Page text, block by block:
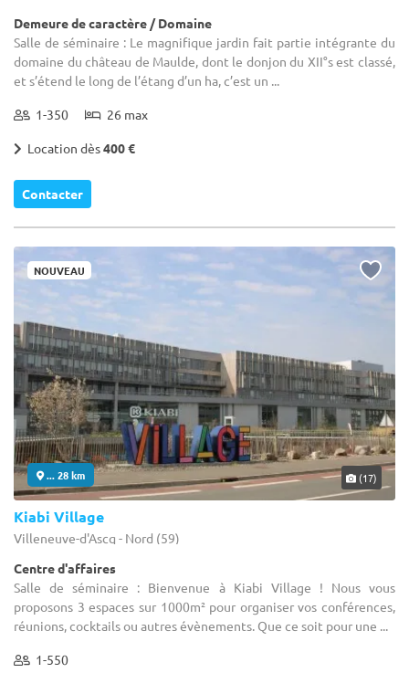
Demeure de caractère / Domaine
Salle de séminaire : Le magnifique jardin fait partie intégrante du
domaine du château de Maulde, dont le donjon du XII°s est classé,
et s’étend le long de l’étang d’un ha, c’est un ...
1-350 26 max
Location dès400 €
Contacter
NOUVEAU
... 28 km (17)
Kiabi Village
Villeneuve-d'Ascq - Nord (59)
Centre d'affaires
Salle de séminaire : Bienvenue à Kiabi Village ! Nous vous
proposons 3 espaces sur 1000m² pour organiser vos conférences,
réunions, cocktails ou autres évènements. Que ce soit pour une ...
1-550